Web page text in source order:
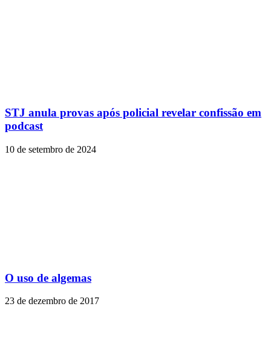
STJ anula provas após policial revelar confissão em
podcast
10 de setembro de 2024
O uso de algemas
23 de dezembro de 2017